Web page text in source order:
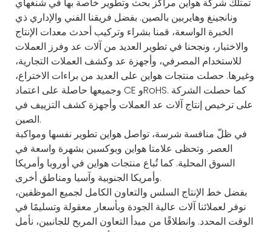
ونانجينغ وهايربين بالصين. بفضل فريقنا الفني والإداري ذي
الخبرة الواسعة، قمنا بشراء وتركيب أحدث معدات الإنتاج
والاختبار، ونجحنا في تطوير العديد من آلات عد وفرز العملات
للاستخدام المصرفي، وأجهزة عد وكشف العملات التجارية،
وغيرها. حصلت منتجات هواين على العديد من براءات الاختراع،
وجميعها حاصلة على اعتماد CE وRoHS. كما حصلت الشركة
على ترخيص إنتاج آلات عد العملات وأجهزة كشف التزييف في
الصين.
في ظلّ منافسة شرسة، تواصل هواين تطوير نفسها ومواكبة
العصر. وتحظى علامتا هواين وبوكسين بشهرة واسعة في
السوق المحلية. كما تُباع منتجات هواين في أوروبا وأمريكا
وأمريكا الجنوبية وآسيا ومناطق أخرى.
بفضل خط الإنتاج السلس والتعاون الكامل لجميع الموظفين،
نوفر لعملائنا آلات عالية الجودة وبأسعار معقولة وتسليمًا في
الوقت المحدد. وانطلاقًا من مبدأ التعاون المربح للجانبين، نأمل